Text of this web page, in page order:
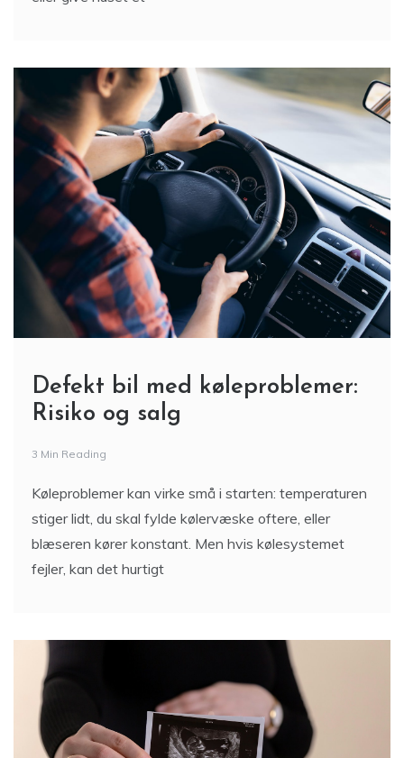
Defekt bil med køleproblemer:
Risiko og salg
3 Min Reading
Køleproblemer kan virke små i starten: temperaturen
stiger lidt, du skal fylde kølervæske oftere, eller
blæseren kører konstant. Men hvis kølesystemet
fejler, kan det hurtigt